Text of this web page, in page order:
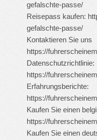
gefalschte-passe/
Reisepass kaufen:
gefalschte-passe/
Kontaktieren Sie uns
https://
Datenschutzrichtlinie:
https://
Erfahrungsberichte:
https://
Kaufen Sie einen
https://
Kaufen Sie einen